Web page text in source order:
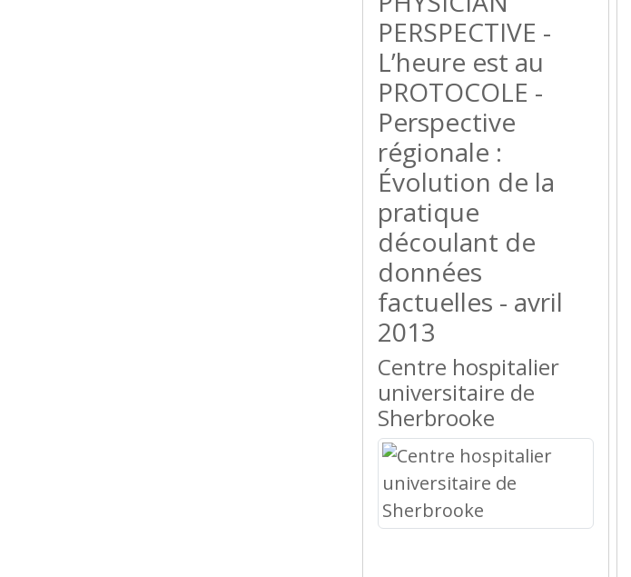
PERSPECTIVE -
L’heure est au
PROTOCOLE -
Perspective
régionale :
Évolution de la
pratique
découlant de
données
factuelles - avril
2013
Centre hospitalier
universitaire de
Sherbrooke